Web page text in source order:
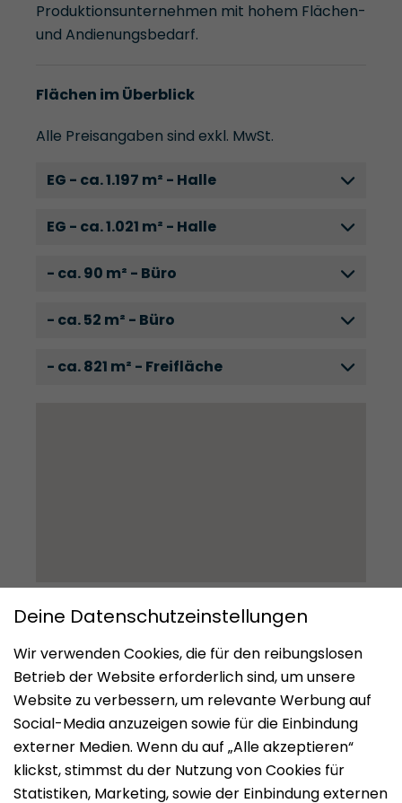
Produktionsunternehmen mit hohem Flächen-
und Andienungsbedarf.
Flächen im Überblick
Alle Preisangaben sind exkl. MwSt.
EG - ca. 1.197 m² - Halle
EG - ca. 1.021 m² - Halle
- ca. 90 m² - Büro
- ca. 52 m² - Büro
- ca. 821 m² - Freifläche
Impressum